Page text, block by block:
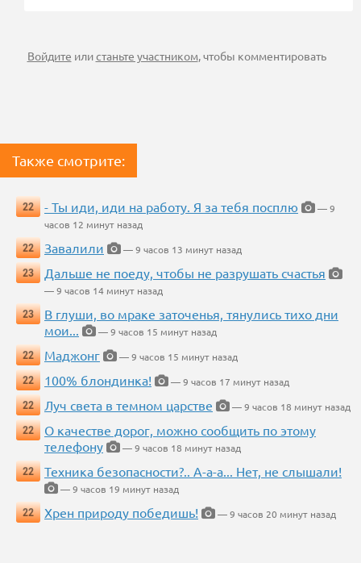
Войдите илистаньте участником, чтобы комментировать
Также смотрите:
22 - Ты иди, иди на работу. Я за тебя посплю
— 9
часов 12 минут назад
22
Завалили
— 9 часов 13 минут назад
23
Дальше не поеду, чтобы не разрушать счастья
— 9 часов 14 минут назад
23
В глуши, во мраке заточенья, тянулись тихо дни
мои...
— 9 часов 15 минут назад
22
Маджонг
— 9 часов 15 минут назад
22
100% блондинка!
— 9 часов 17 минут назад
22
Луч света в темном царстве
— 9 часов 18 минут назад
22
О качестве дорог, можно сообщить по этому
телефону
— 9 часов 18 минут назад
22
Техника безопасности?.. А-а-а... Нет, не слышали!
— 9 часов 19 минут назад
22
Хрен природу победишь! — 9 часов 20 минут назад